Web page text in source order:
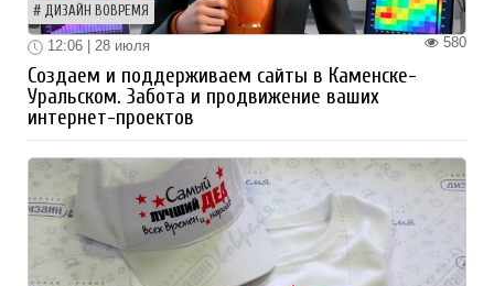
ДИЗАЙН ВОВРЕМЯ
580
12:06 | 28 июля
Создаем и поддерживаем сайты в Каменске-
Уральском. Забота и продвижение ваших
интернет-проектов